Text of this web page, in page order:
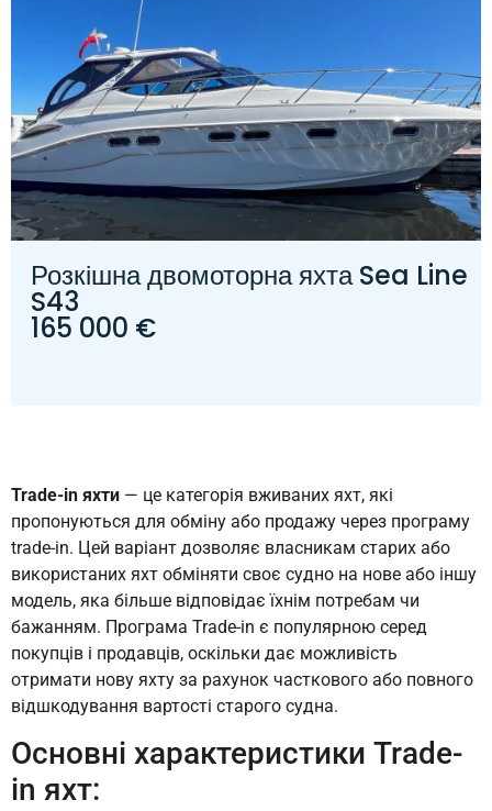
Розкішна двомоторна яхта Sea Line
S43
165 000 €
Trade-in яхти — це категорія вживаних яхт, які
пропонуються для обміну або продажу через програму
trade-in. Цей варіант дозволяє власникам старих або
використаних яхт обміняти своє судно на нове або іншу
модель, яка більше відповідає їхнім потребам чи
бажанням. Програма Trade-in є популярною серед
покупців і продавців, оскільки дає можливість
отримати нову яхту за рахунок часткового або повного
відшкодування вартості старого судна.
Основні характеристики Trade-
in яхт: